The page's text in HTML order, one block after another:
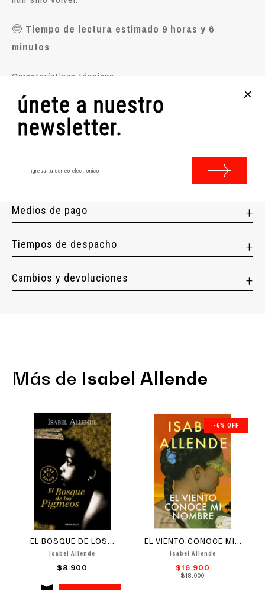
🤓 Tiempo de lectura estimado 9 horas y 6
minutos
Características técnicas:
Nº Páginas: 384
Idioma: Español
Año Edición: 2019
Tapa: Rústica
Medios de pago
Tiempos de despacho
Cambios y devoluciones
Más de Isabel Allende
EL BOSQUE DE LOS...
Isabel Allende
$8.900
-6% OFF
EL VIENTO CONOCE MI...
Isabel Allende
$16.900
$18.000
+
únete a nuestro
newsletter.